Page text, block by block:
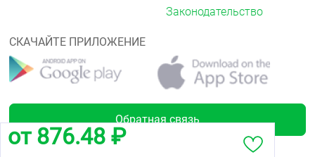
от 876.48 ₽
Законодательство
СКАЧАЙТЕ ПРИЛОЖЕНИЕ
Обратная связь